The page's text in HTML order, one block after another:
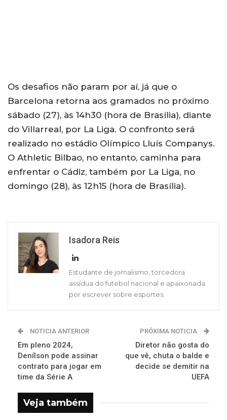
Os desafios não param por aí, já que o
Barcelona retorna aos gramados no próximo
sábado (27), às 14h30 (hora de Brasília), diante
do Villarreal, por La Liga. O confronto será
realizado no estádio Olímpico Lluís Companys.
O Athletic Bilbao, no entanto, caminha para
enfrentar o Cádiz, também por La Liga, no
domingo (28), às 12h15 (hora de Brasília).
Isadora Reis
Estudante de jornalismo, torcedora
assídua do futebol nacional e apaixonada
por escrever sobre esportes.
NOTICIA ANTERIOR
Em pleno 2024,
Denílson pode assinar
contrato para jogar em
time da Série A
PRÓXIMA NOTICIA
Diretor não gosta do
que vê, chuta o balde e
decide se demitir na
UEFA
Veja também